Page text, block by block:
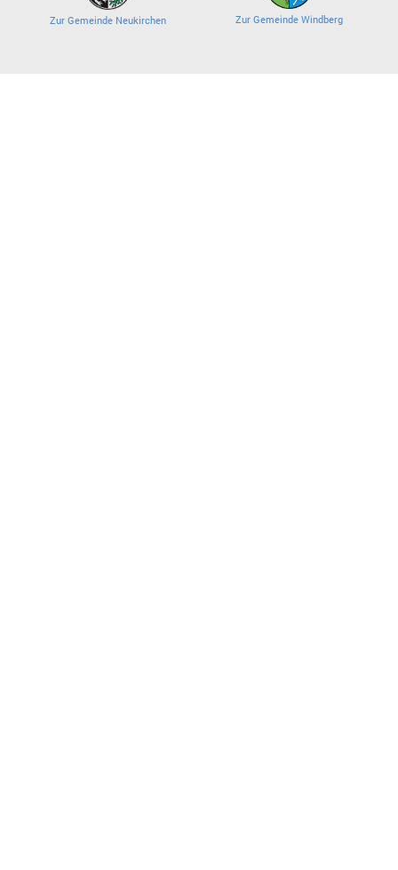
Zur Gemeinde Neukirchen Zur Gemeinde Windberg